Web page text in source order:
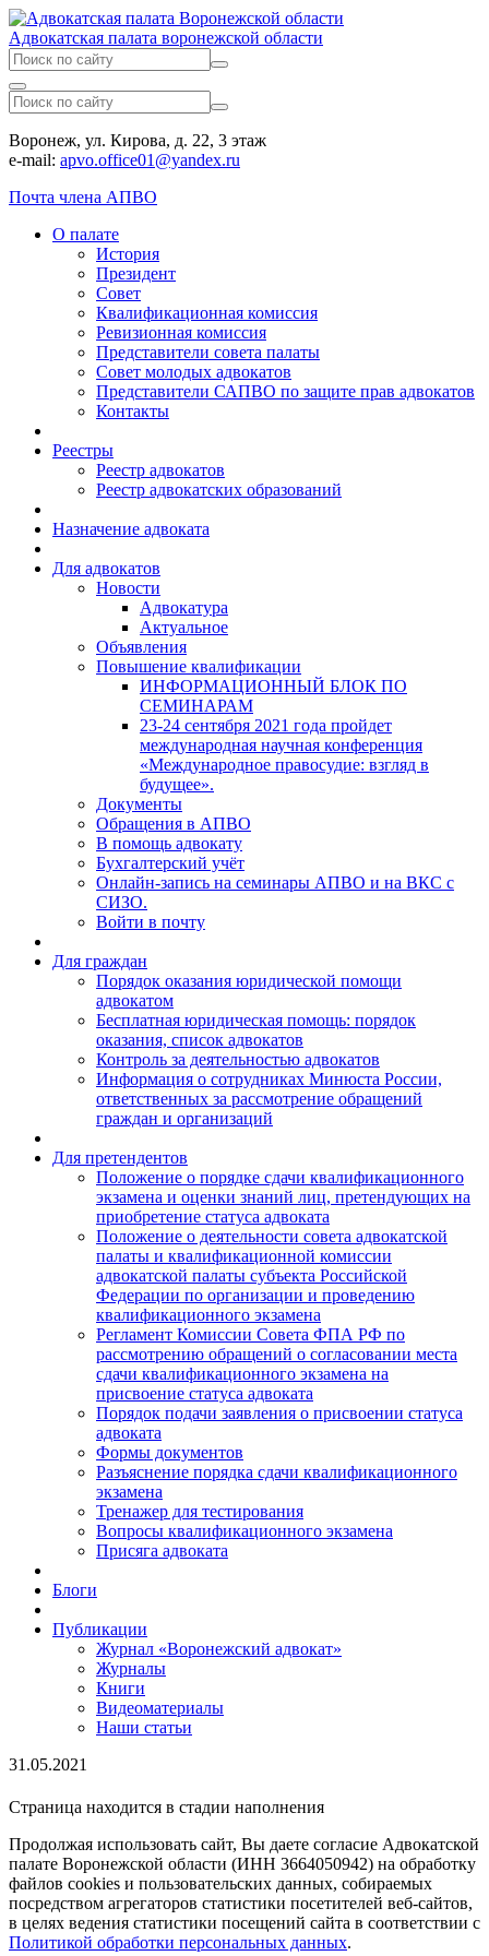
Адвокатская палата воронежской области
Воронеж, ул. Кирова, д. 22, 3 этаж
e-mail: apvo.office01@yandex.ru
Почта члена АПВО
О палате
История
Президент
Совет
Квалификационная комиссия
Ревизионная комиссия
Представители совета палаты
Совет молодых адвокатов
Представители САПВО по защите прав адвокатов
Контакты
Реестры
Реестр адвокатов
Реестр адвокатских образований
Назначение адвоката
Для адвокатов
Новости
Адвокатура
Актуальное
Объявления
Повышение квалификации
ИНФОРМАЦИОННЫЙ БЛОК ПО
СЕМИНАРАМ
23-24 сентября 2021 года пройдет
международная научная конференция
«Международное правосудие: взгляд в
будущее».
Документы
Обращения в АПВО
В помощь адвокату
Бухгалтерский учёт
Онлайн-запись на семинары АПВО и на ВКС с
СИЗО.
Войти в почту
Для граждан
Порядок оказания юридической помощи
адвокатом
Бесплатная юридическая помощь: порядок
оказания, список адвокатов
Контроль за деятельностью адвокатов
Информация о сотрудниках Минюста России,
ответственных за рассмотрение обращений
граждан и организаций
Для претендентов
Положение о порядке сдачи квалификационного
экзамена и оценки знаний лиц, претендующих на
приобретение статуса адвоката
Положение о деятельности совета адвокатской
палаты и квалификационной комиссии
адвокатской палаты субъекта Российской
Федерации по организации и проведению
квалификационного экзамена
Регламент Комиссии Совета ФПА РФ по
рассмотрению обращений о согласовании места
сдачи квалификационного экзамена на
присвоение статуса адвоката
Порядок подачи заявления о присвоении статуса
адвоката
Формы документов
Разъяснение порядка сдачи квалификационного
экзамена
Тренажер для тестирования
Вопросы квалификационного экзамена
Присяга адвоката
Блоги
Публикации
Журнал «Воронежский адвокат»
Журналы
Книги
Видеоматериалы
Наши статьи
31.05.2021
Страница находится в стадии наполнения
Продолжая использовать сайт, Вы даете согласие Адвокатской
палате Воронежской области (ИНН 3664050942) на обработку
файлов cookies и пользовательских данных, собираемых
посредством агрегаторов статистики посетителей веб-сайтов,
в целях ведения статистики посещений сайта в соответствии с
Политикой обработки персональных данных.